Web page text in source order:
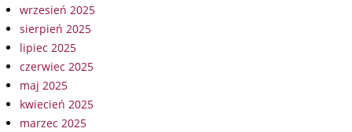
wrzesień 2025
sierpień 2025
lipiec 2025
czerwiec 2025
maj 2025
kwiecień 2025
marzec 2025